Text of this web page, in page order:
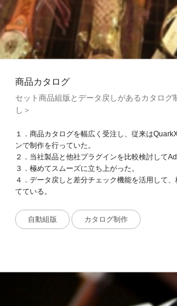
商品カタログ
セット商品組版とデータ戻しがあるカタログ
し＞
１．商品カタログを幅広く受注し、従来は
ンで制作を行っていた。
２．当社製品と他社プラグインを比較検討して
３．極めてスムーズに立ち上がった。
４．データ戻しと差分チェック機能を活用して
てている。
自動組版 カタログ制作